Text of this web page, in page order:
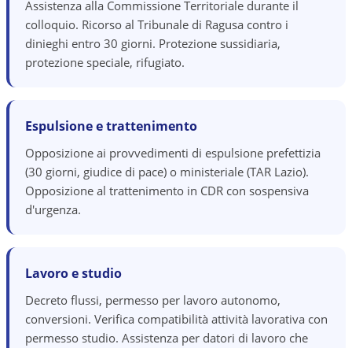
Assistenza alla Commissione Territoriale durante il
colloquio. Ricorso al Tribunale di Ragusa contro i
dinieghi entro 30 giorni. Protezione sussidiaria,
protezione speciale, rifugiato.
Espulsione e trattenimento
Opposizione ai provvedimenti di espulsione prefettizia
(30 giorni, giudice di pace) o ministeriale (TAR Lazio).
Opposizione al trattenimento in CDR con sospensiva
d'urgenza.
Lavoro e studio
Decreto flussi, permesso per lavoro autonomo,
conversioni. Verifica compatibilità attività lavorativa con
permesso studio. Assistenza per datori di lavoro che